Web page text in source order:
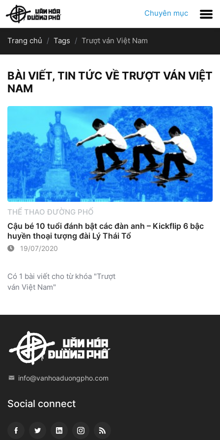
Chuyên mục
Trang chủ Tags Trượt ván Việt Nam
BÀI VIẾT, TIN TỨC VỀ TRƯỢT VÁN VIỆT
NAM
THỂ THAO ĐƯỜNG PHỐ
Cậu bé 10 tuổi đánh bật các đàn anh – Kickflip 6 bậc
huyền thoại tượng đài Lý Thái Tổ
19/07/2020
Có 1 bài viết cho từ khóa "Trượt
ván Việt Nam"
info@vanhoaduongpho.com
Social connect